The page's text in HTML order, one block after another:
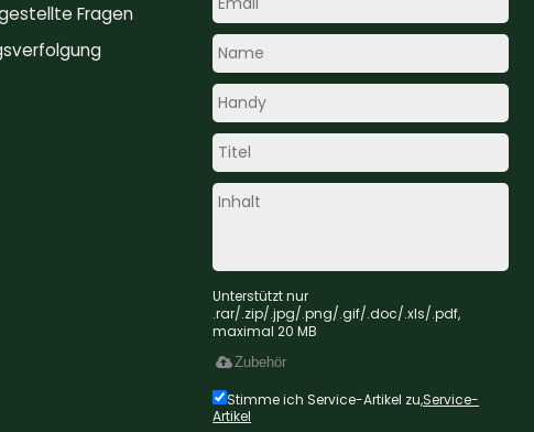
Fragen
Unterstützt nur
.rar/.zip/.jpg/.png/.gif/.doc/.xls/.pdf,
maximal 20 MB
Zubehör
Stimme ich Service-Artikel zu,Service-
Artikel